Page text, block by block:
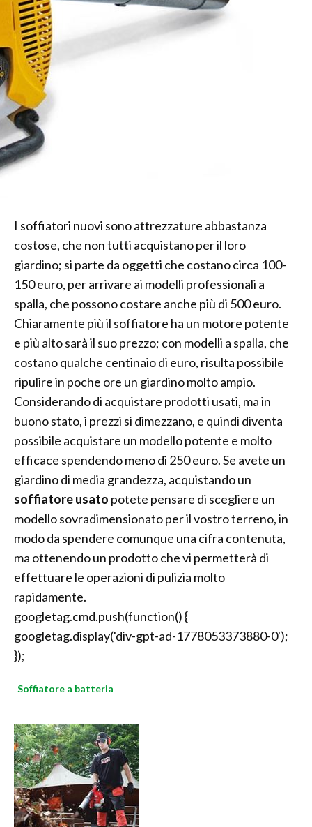
I soffiatori nuovi sono attrezzature abbastanza
costose, che non tutti acquistano per il loro
giardino; si parte da oggetti che costano circa 100-
150 euro, per arrivare ai modelli professionali a
spalla, che possono costare anche più di 500 euro.
Chiaramente più il soffiatore ha un motore potente
e più alto sarà il suo prezzo; con modelli a spalla, che
costano qualche centinaio di euro, risulta possibile
ripulire in poche ore un giardino molto ampio.
Considerando di acquistare prodotti usati, ma in
buono stato, i prezzi si dimezzano, e quindi diventa
possibile acquistare un modello potente e molto
efficace spendendo meno di 250 euro. Se avete un
giardino di media grandezza, acquistando un
soffiatore usato potete pensare di scegliere un
modello sovradimensionato per il vostro terreno, in
modo da spendere comunque una cifra contenuta,
ma ottenendo un prodotto che vi permetterà di
effettuare le operazioni di pulizia molto
rapidamente.
googletag.cmd.push(function() {
googletag.display('div-gpt-ad-1778053373880-0');
});
Soffiatore a batteria